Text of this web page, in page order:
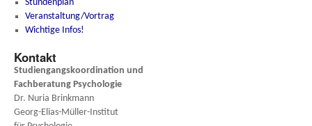
Stundenplan
Veranstaltung/Vortrag
Wichtige Infos!
Kontakt
Studiengangskoordination und
Fachberatung Psychologie
Dr. Nuria Brinkmann
Georg-Elias-Müller-Institut